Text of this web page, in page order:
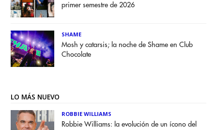
primer semestre de 2026
SHAME
Mosh y catarsis; la noche de Shame en Club
Chocolate
LO MÁS NUEVO
ROBBIE WILLIAMS
Robbie Williams: la evolución de un ícono del